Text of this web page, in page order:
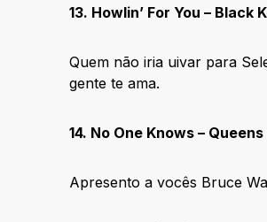
13. Howlin’ For You – Black
Quem não iria uivar para
gente te ama.
14. No One Knows –
Apresento a vocês Bruce